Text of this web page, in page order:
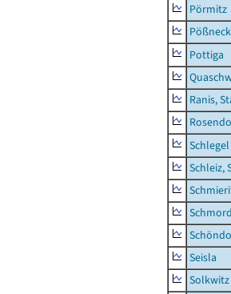
Pörmitz
Pottiga
Ranis,
Schlegel
Schleiz,
Seisla
Solkwitz